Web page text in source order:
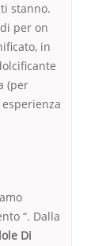
stanno.
per on
in
(per
“. Dalla
Di